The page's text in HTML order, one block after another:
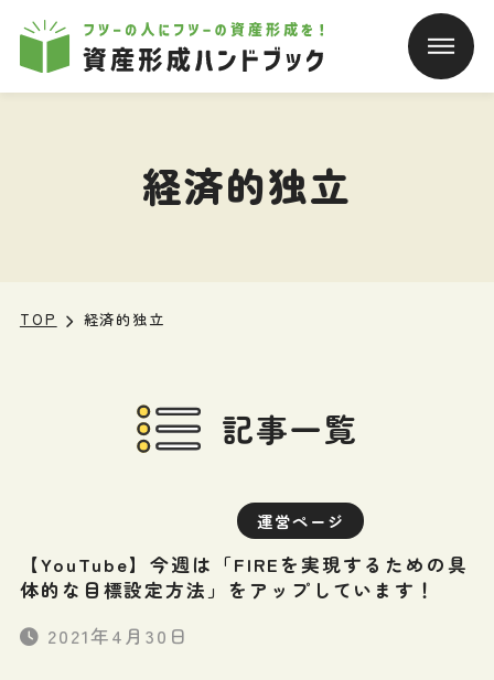
本文へ移動
経済的独立
TOP 経済的独立
記事一覧
運営ページ
【YouTube】今週は「FIREを実現するための具
体的な目標設定方法」をアップしています！
2021年4月30日